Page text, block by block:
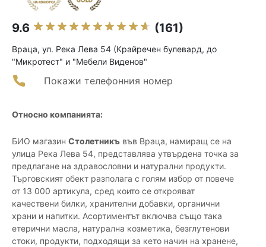
9.6 (161)
Враца, ул. Река Лева 54 (Крайречен булевард, до
"Микротест" и "Мебели Виденов"
Покажи телефонния номер
Относно компанията:
БИО магазин Столетникъ във Враца, намиращ се на
улица Река Лева 54, представлява утвърдена точка за
предлагане на здравословни и натурални продукти.
Търговският обект разполага с голям избор от повече
от 13 000 артикула, сред които се открояват
качествени билки, хранителни добавки, органични
храни и напитки. Асортиментът включва също така
етерични масла, натурална козметика, безглутенови
стоки, продукти, подходящи за кето начин на хранене,